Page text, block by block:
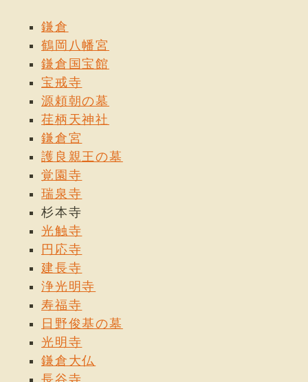
焦げたりと雖も身體敢て恙なし」とあるは、卽ち今殘
れる十一面觀音像のことであらう。
鎌倉
鶴岡八幡宮
鎌倉国宝館
宝戒寺
源頼朝の墓
荏柄天神社
鎌倉宮
護良親王の墓
覚園寺
瑞泉寺
杉本寺
光触寺
円応寺
建長寺
浄光明寺
寿福寺
日野俊基の墓
光明寺
鎌倉大仏
長谷寺